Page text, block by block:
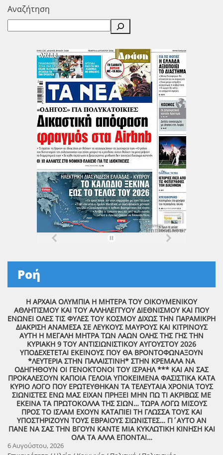
Αναζήτηση
Ροή
Η ΑΡΧΑΙΑ ΟΛΥΜΠΙΑ Η ΜΗΤΕΡΑ ΤΟΥ ΟΙΚΟΥΜΕΝΙΚΟΥ
ΑΘΛΗΤΙΣΜΟΥ ΚΑΙ ΤΟΥ ΑΛΛΗΛΕΓΓΥΟΥ ΔΙΕΘΝΙΣΜΟΥ ΚΑΙ ΠΟΥ
ΕΝΩΝΕΙ ΟΛΕΣ ΤΙΣ ΦΥΛΕΣ ΤΟΥ ΚΟΣΜΟΥ ΔΙΧΩΣ ΤΗΝ ΠΑΡΑΜΙΚΡΗ
ΔΙΑΚΡΙΣΗ ΑΝΑΜΕΣΑ ΣΕ ΛΕΥΚΟΥΣ ΜΑΥΡΟΥΣ ΚΑΙ ΚΙΤΡΙΝΟΥΣ
ΑΥΤΗ Η ΜΕΓΑΛΗ ΜΗΤΡΑ ΤΩΝ ΛΑΩΝ ΟΛΗΣ ΤΗΣ ΓΗΣ ΤΗΝ
ΚΥΡΙΑΚΗ 9 ΤΟΥ ΑΝΤΙΣΙΩΝΙΣΤΙΚΟΥ ΑΥΓΟΥΣΤΟΥ 2026
ΥΠΟΔΕΧΕΤΕΤΑΙ ΕΚΕΙΝΟΥΣ ΠΟΥ ΘΑ ΒΡΟΝΤΟΦΩΝΑΞΟΥΝ
*ΛΕΥΤΕΡΙΑ ΣΤΗΝ ΠΑΛΑΙΣΤΙΝΗ* ΣΤΗΝ ΚΡΕΜΑΛΑ ΝΑ
ΟΔΗΓΗΘΟΥΝ ΟΙ ΓΕΝΟΚΤΟΝΟΙ ΤΟΥ ΙΣΡΑΗΛ *** ΚΑΙ ΑΝ ΣΑΣ
ΠΡΟΚΑΛΕΣΟΥΝ ΚΑΠΟΙΑ ΓΕΛΟΙΑ ΥΠΟΚΕΙΜΕΝΑ ΦΑΣΙΣΤΙΚΑ ΚΑΤΑ
ΚΥΡΙΟ ΛΟΓΟ ΠΟΥ ΕΡΩΤΕΥΘΗΚΑΝ ΤΑ ΤΕΛΕΥΤΑΙΑ ΧΡΟΝΙΑ ΤΟΥΣ
ΣΙΩΝΙΣΤΕΣ ΕΝΩ ΜΑΣ ΕΙΧΑΝ ΠΡΗΞΕΙ ΜΗΝ ΠΩ ΤΙ ΑΚΡΙΒΩΣ ΜΕ
ΕΚΕΙΝΑ ΤΑ ΠΡΩΤΟΚΟΛΛΑ ΤΗΣ ΣΙΩΝ… ΤΩΡΑ ΛΟΓΩ ΜΙΣΟΥΣ
ΠΡΟΣ ΤΟ ΙΣΛΑΜ ΕΧΟΥΝ ΚΑΤΑΠΙΕΙ ΤΗ ΓΛΩΣΣΑ ΤΟΥΣ ΚΑΙ
ΥΠΟΣΤΗΡΙΖΟΥΝ ΤΟΥΣ ΕΒΡΑΙΟΥΣ ΣΙΩΝΙΣΤΕΣ… ΓΙ΄ΑΥΤΟ ΑΝ
ΠΑΝΕ ΝΑ ΣΑΣ ΤΗΝ ΒΓΟΥΝ ΚΑΝΤΕ ΜΙΑ ΚΥΚΛΩΤΙΚΗ ΚΙΝΗΣΗ ΚΑΙ
ΟΛΑ ΤΑ ΑΛΛΑ ΕΠΟΝΤΑΙ…
6 Αυγούστου, 2026